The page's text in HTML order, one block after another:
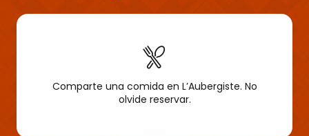
Comparte una comida en L’Aubergiste. No
olvide reservar.